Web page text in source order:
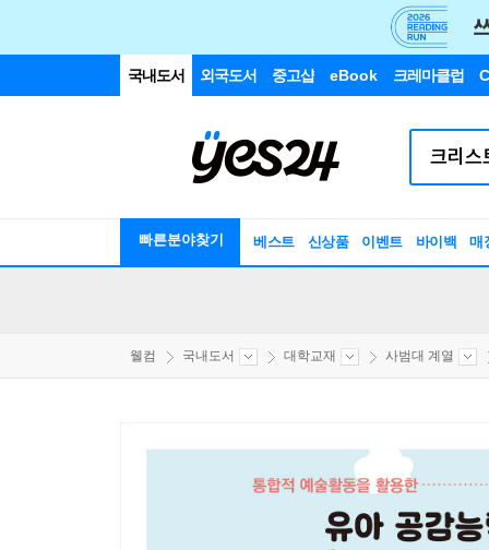
국내도서 외국도서 중고샵 eBook 크레마클럽
빠른분야찾기 베스트 신상품 이벤트 바이백 매
웰컴 국내도서 대학교재 사범대 계열